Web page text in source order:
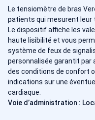
Le tensiomètre de bras
patients qui mesurent leur
Le dispositif affiche les
haute lisibilité et vous
système de feux de
personnalisée garantit par
des conditions de confort
indications sur une
cardiaque.
Voie d’administration :